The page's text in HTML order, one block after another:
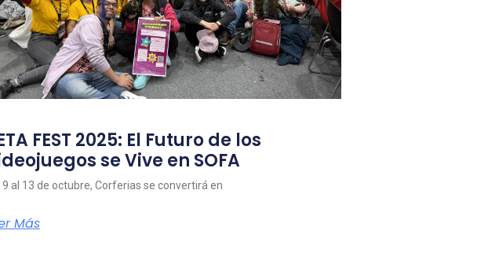
FEST 2025: El Futuro de los
se Vive en SOFA
9 al 13 de octubre, Corferias se convertirá en
Más